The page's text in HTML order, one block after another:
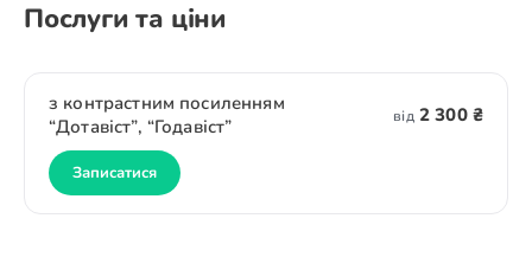
Послуги та ціни
з контрастним посиленням
“Дотавіст”, “Годавіст”
від2 300 ₴
Записатися